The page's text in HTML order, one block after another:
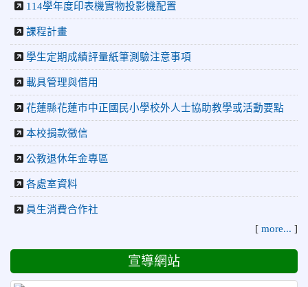
Show and Tell榮獲佳績
2026-04-30
容
2026-04-27
榮譽
賀 本校籃球隊參加115年花蓮縣縣長盃籃
球錦標賽 榮獲亞軍！
2026-04-09
公告
賀! 本校中正國小115年度(1~3年級)健康
促進繪畫比賽優勝名單
2026-04-08
2026-07-23
115年度花蓮縣第七屆太平洋盃X華紙公
益盃PTWA全國自走車競賽AI素養競賽榮獲銅牌
2026-07-21
榮譽
跆拳道品勢錦標賽 榮獲佳績！
2026-06-30 檢送「花蓮縣115學年度推動國民中學充實校安
114學年度印表機實物投影機配置
課程計畫
學生定期成績評量紙筆測驗注意事項
載具管理與借用
花蓮縣花蓮市中正國民小學校外人士協助教學或活動要點
本校捐款徵信
公教退休年金專區
各處室資料
員生消費合作社
[ more... ]
宣導網站